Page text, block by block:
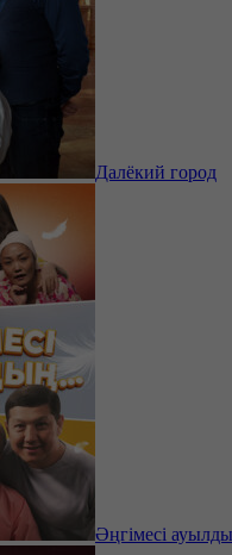
Далёкий город
Әңгімесі